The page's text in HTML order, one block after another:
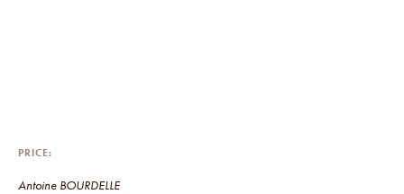
PRICE
Antoine BOURDELLE